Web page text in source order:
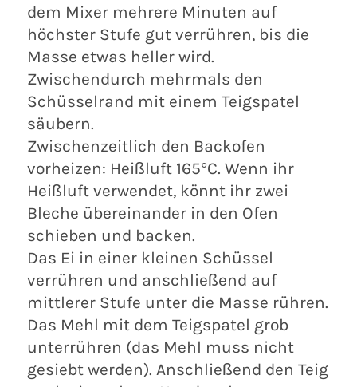
dem Mixer mehrere Minuten auf
höchster Stufe gut verrühren, bis die
Masse etwas heller wird.
Zwischendurch mehrmals den
Schüsselrand mit einem Teigspatel
säubern.
Zwischenzeitlich den Backofen
vorheizen: Heißluft 165°C. Wenn ihr
Heißluft verwendet, könnt ihr zwei
Bleche übereinander in den Ofen
schieben und backen.
Das Ei in einer kleinen Schüssel
verrühren und anschließend auf
mittlerer Stufe unter die Masse rühren.
Das Mehl mit dem Teigspatel grob
unterrühren (das Mehl muss nicht
gesiebt werden). Anschließend den Teig